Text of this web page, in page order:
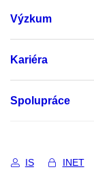
Výzkum
Kariéra
Spolupráce
IS INET